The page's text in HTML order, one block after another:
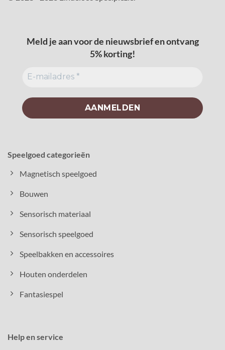
Meld je aan voor de nieuwsbrief en ontvang
5% korting!
Speelgoed categorieën
Magnetisch speelgoed
Bouwen
Sensorisch materiaal
Sensorisch speelgoed
Speelbakken en accessoires
Houten onderdelen
Fantasiespel
Help en service